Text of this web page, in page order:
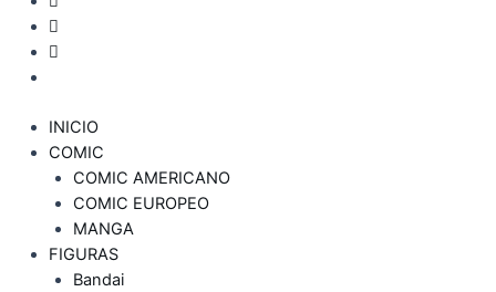
INICIO
COMIC
COMIC AMERICANO
COMIC EUROPEO
MANGA
FIGURAS
Bandai